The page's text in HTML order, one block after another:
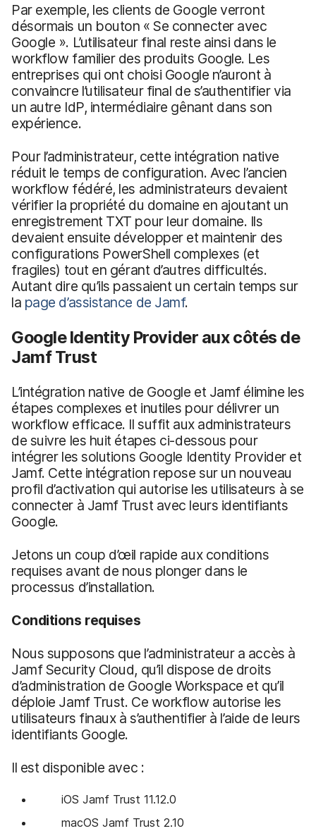
Par exemple, les clients de Google verront
désormais un bouton « Se connecter avec
Google ». L’utilisateur final reste ainsi dans le
workflow familier des produits Google. Les
entreprises qui ont choisi Google n’auront à
convaincre l’utilisateur final de s’authentifier via
un autre IdP, intermédiaire gênant dans son
expérience.
Pour l’administrateur, cette intégration native
réduit le temps de configuration. Avec l’ancien
workflow fédéré, les administrateurs devaient
vérifier la propriété du domaine en ajoutant un
enregistrement TXT pour leur domaine. Ils
devaient ensuite développer et maintenir des
configurations PowerShell complexes (et
fragiles) tout en gérant d’autres difficultés.
Autant dire qu’ils passaient un certain temps sur
la page d’assistance de Jamf.
Google Identity Provider aux côtés de
Jamf Trust
L’intégration native de Google et Jamf élimine les
étapes complexes et inutiles pour délivrer un
workflow efficace. Il suffit aux administrateurs
de suivre les huit étapes ci-dessous pour
intégrer les solutions Google Identity Provider et
Jamf. Cette intégration repose sur un nouveau
profil d’activation qui autorise les utilisateurs à se
connecter à Jamf Trust avec leurs identifiants
Google.
Jetons un coup d’œil rapide aux conditions
requises avant de nous plonger dans le
processus d’installation.
Conditions requises
Nous supposons que l’administrateur a accès à
Jamf Security Cloud, qu’il dispose de droits
d’administration de Google Workspace et qu’il
déploie Jamf Trust. Ce workflow autorise les
utilisateurs finaux à s’authentifier à l’aide de leurs
identifiants Google.
Il est disponible avec :
iOS Jamf Trust 11.12.0
macOS Jamf Trust 2.10